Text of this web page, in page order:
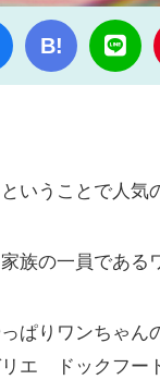
B!
いうことで人
族の一員である
ぱりワンちゃん
エ ドックフー